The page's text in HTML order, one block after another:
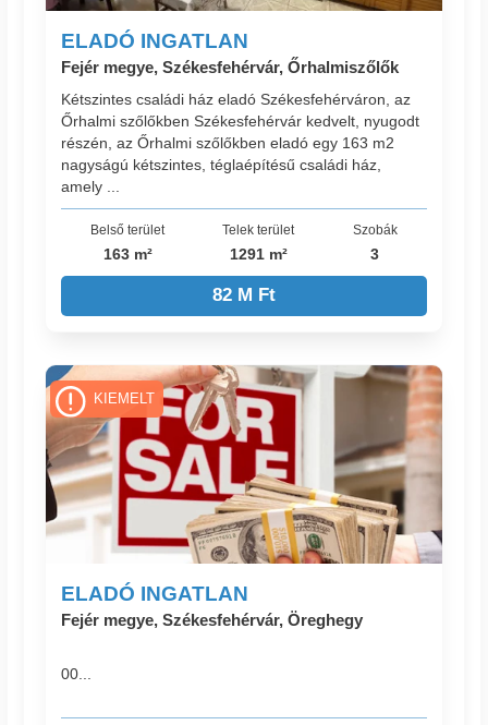
ELADÓ INGATLAN
Fejér megye, Székesfehérvár, Őrhalmiszőlők
Kétszintes családi ház eladó Székesfehérváron, az
Őrhalmi szőlőkben Székesfehérvár kedvelt, nyugodt
részén, az Őrhalmi szőlőkben eladó egy 163 m2
nagyságú kétszintes, téglaépítésű családi ház,
amely ...
Belső terület
163 m²
Telek terület
1291 m²
Szobák
3
82 M Ft
ELADÓ INGATLAN
Fejér megye, Székesfehérvár, Öreghegy
00...
KIEMELT